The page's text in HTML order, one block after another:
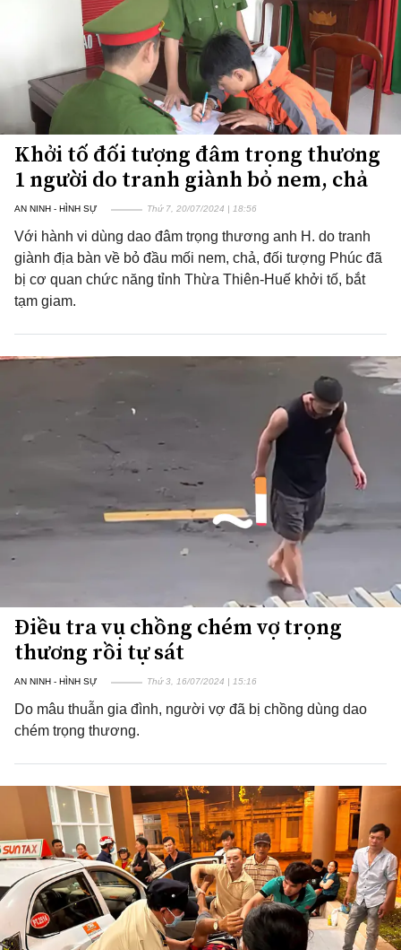
Khởi tố đối tượng đâm trọng thương
1 người do tranh giành bỏ nem, chả
AN NINH - HÌNH SỰ Thứ 7, 20/07/2024 | 18:56
Với hành vi dùng dao đâm trọng thương anh H. do tranh
giành địa bàn về bỏ đầu mối nem, chả, đối tượng Phúc đã
bị cơ quan chức năng tỉnh Thừa Thiên-Huế khởi tố, bắt
tạm giam.
Điều tra vụ chồng chém vợ trọng
thương rồi tự sát
AN NINH - HÌNH SỰ Thứ 3, 16/07/2024 | 15:16
Do mâu thuẫn gia đình, người vợ đã bị chồng dùng dao
chém trọng thương.